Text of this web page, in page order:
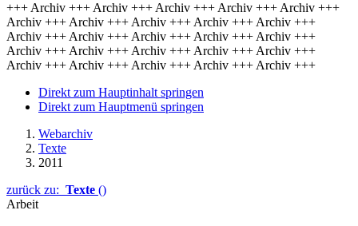
+++ Archiv +++ Archiv +++ Archiv +++ Archiv +++ Archiv +++
Archiv +++ Archiv +++ Archiv +++ Archiv +++ Archiv +++
Archiv +++ Archiv +++ Archiv +++ Archiv +++ Archiv +++
Archiv +++ Archiv +++ Archiv +++ Archiv +++ Archiv +++
Archiv +++ Archiv +++ Archiv +++ Archiv +++ Archiv +++
Direkt zum Hauptinhalt springen
Direkt zum Hauptmenü springen
Webarchiv
Texte
2011
zurück zu: Texte ()
Arbeit